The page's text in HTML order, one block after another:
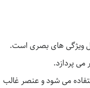
ویژگی های بصری است.
می پردازد.
می شود و عنصر غالب